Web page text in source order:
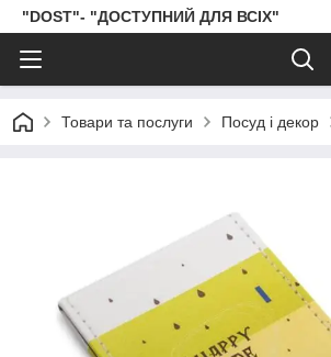
"DOST"- "ДОСТУПНИЙ ДЛЯ ВСІХ"
Товари та послуги Посуд і декор